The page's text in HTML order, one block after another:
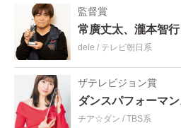
監督賞
常廣丈太、瀧本智行
dele テレビ朝日系
ザテレビジョン賞
ダンスパフォーマン
チア☆ダン TBS系